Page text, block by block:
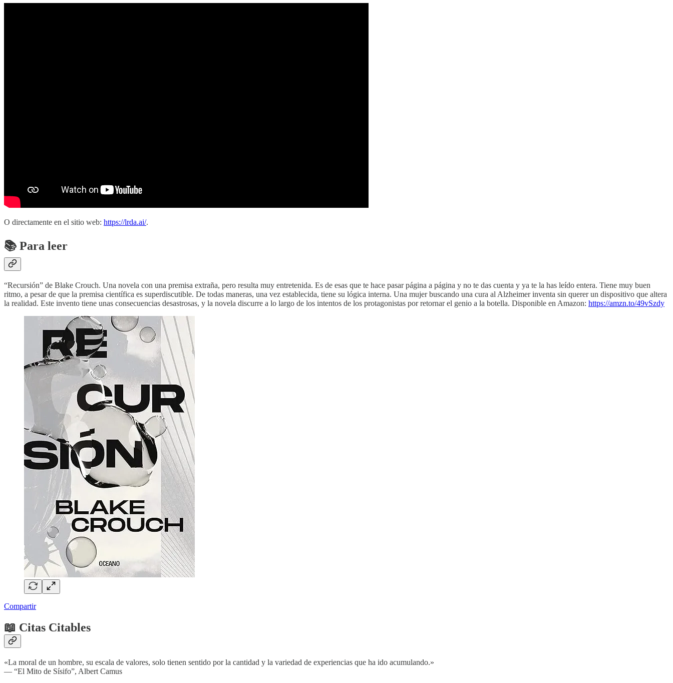
O directamente en el sitio web: https://lrda.ai/.
📚 Para leer
“Recursión” de Blake Crouch. Una novela con una premisa extraña, pero resulta muy entretenida. Es de esas que te hace pasar página a página y no te das cuenta y ya te la has leído entera. Tiene muy buen
ritmo, a pesar de que la premisa científica es superdiscutible. De todas maneras, una vez establecida, tiene su lógica interna. Una mujer buscando una cura al Alzheimer inventa sin querer un dispositivo que altera
la realidad. Este invento tiene unas consecuencias desastrosas, y la novela discurre a lo largo de los intentos de los protagonistas por retornar el genio a la botella. Disponible en Amazon: https://amzn.to/49vSzdy
Compartir
📖 Citas Citables
«La moral de un hombre, su escala de valores, solo tienen sentido por la cantidad y la variedad de experiencias que ha ido acumulando.»
— “El Mito de Sísifo”, Albert Camus